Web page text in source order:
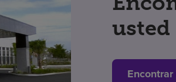
usted